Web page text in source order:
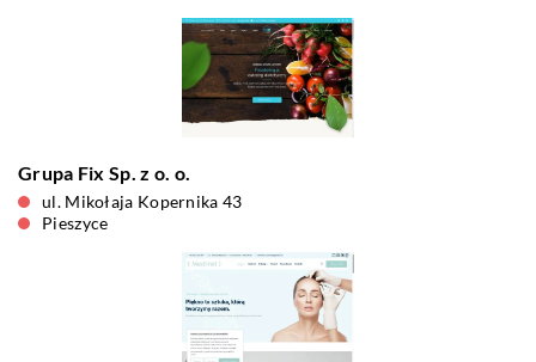
Grupa Fix Sp. z o. o.
ul. Mikołaja Kopernika 43
Pieszyce